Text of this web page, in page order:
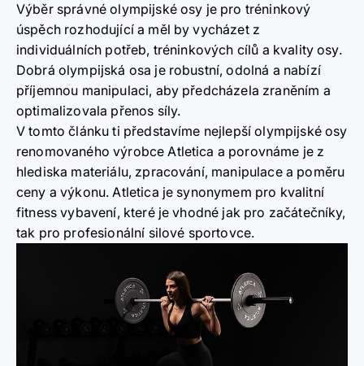
Výběr správné olympijské osy je pro tréninkový
úspěch rozhodující a měl by vycházet z
individuálních potřeb, tréninkových cílů a kvality osy.
Dobrá olympijská osa je robustní, odolná a nabízí
příjemnou manipulaci, aby předcházela zraněním a
optimalizovala přenos síly.
V tomto článku ti představíme nejlepší olympijské osy
renomovaného výrobce Atletica a porovnáme je z
hlediska materiálu, zpracování, manipulace a poměru
ceny a výkonu. Atletica je synonymem pro kvalitní
fitness vybavení, které je vhodné jak pro začátečníky,
tak pro profesionální silové sportovce.